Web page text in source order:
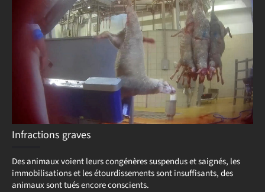
Infractions graves
Des animaux voient leurs congénères suspendus et saignés, les
immobilisations et les étourdissements sont insuffisants, des
animaux sont tués encore conscients.